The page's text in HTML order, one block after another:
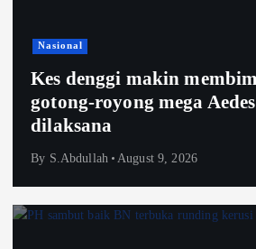
Nasional
Kes denggi makin
gotong-royong mega
dilaksana
By S.Abdullah August 9, 2026